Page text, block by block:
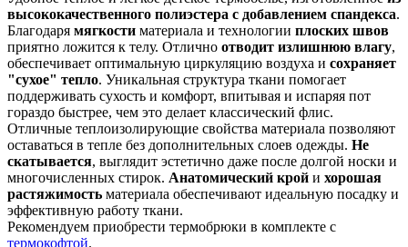
высококачественного полиэстера с добавлением спандекса.
Благодаря мягкости материала и технологии плоских швов
приятно ложится к телу. Отлично отводит излишнюю влагу,
обеспечивает оптимальную циркуляцию воздуха и сохраняет
"сухое" тепло. Уникальная структура ткани помогает
поддерживать сухость и комфорт, впитывая и испаряя пот
гораздо быстрее, чем это делает классический флис.
Отличные теплоизолирующие свойства материала позволяют
оставаться в тепле без дополнительных слоев одежды. Не
скатывается, выглядит эстетично даже после долгой носки и
многочисленных стирок. Анатомический крой и хорошая
растяжимость материала обеспечивают идеальную посадку и
эффективную работу ткани.
Рекомендуем приобрести термобрюки в комплекте с
термокофтой.